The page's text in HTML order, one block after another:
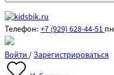
Телефон: +7 (929) 628-44-51
Войти/Зарегистрироваться